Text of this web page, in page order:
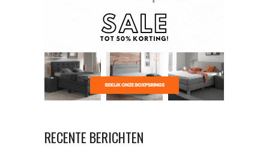
RECENTE BERICHTEN